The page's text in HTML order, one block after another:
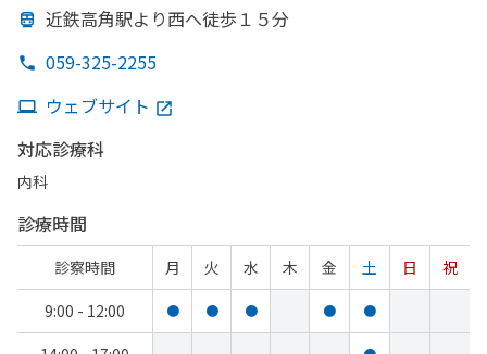
近鉄高角駅より西へ徒歩１５分
059-325-2255
ウェブサイト
対応診療科
内科
診療時間
診察時間 月 火 水 木 金 土 日
祝
9:00 - 12:00
● ● ● ● ●